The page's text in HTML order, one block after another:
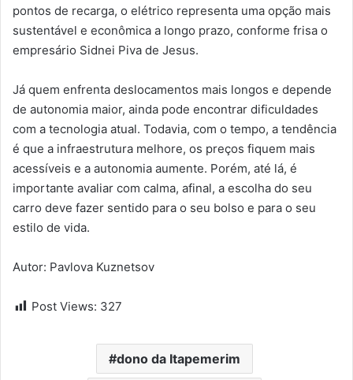
pontos de recarga, o elétrico representa uma opção mais
sustentável e econômica a longo prazo, conforme frisa o
empresário Sidnei Piva de Jesus.
Já quem enfrenta deslocamentos mais longos e depende
de autonomia maior, ainda pode encontrar dificuldades
com a tecnologia atual. Todavia, com o tempo, a tendência
é que a infraestrutura melhore, os preços fiquem mais
acessíveis e a autonomia aumente. Porém, até lá, é
importante avaliar com calma, afinal, a escolha do seu
carro deve fazer sentido para o seu bolso e para o seu
estilo de vida.
Autor: Pavlova Kuznetsov
Post Views: 327
dono da Itapemerim